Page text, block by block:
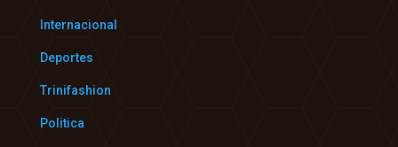
Internacional
Deportes
Trinifashion
Politica